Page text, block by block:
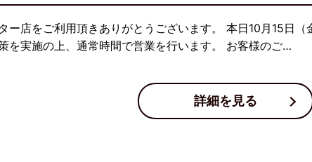
ー店をご利用頂きありがとうございます。 本日10月15日
を実施の上、通常時間で営業を行います。 お客様のご…
詳細を見る